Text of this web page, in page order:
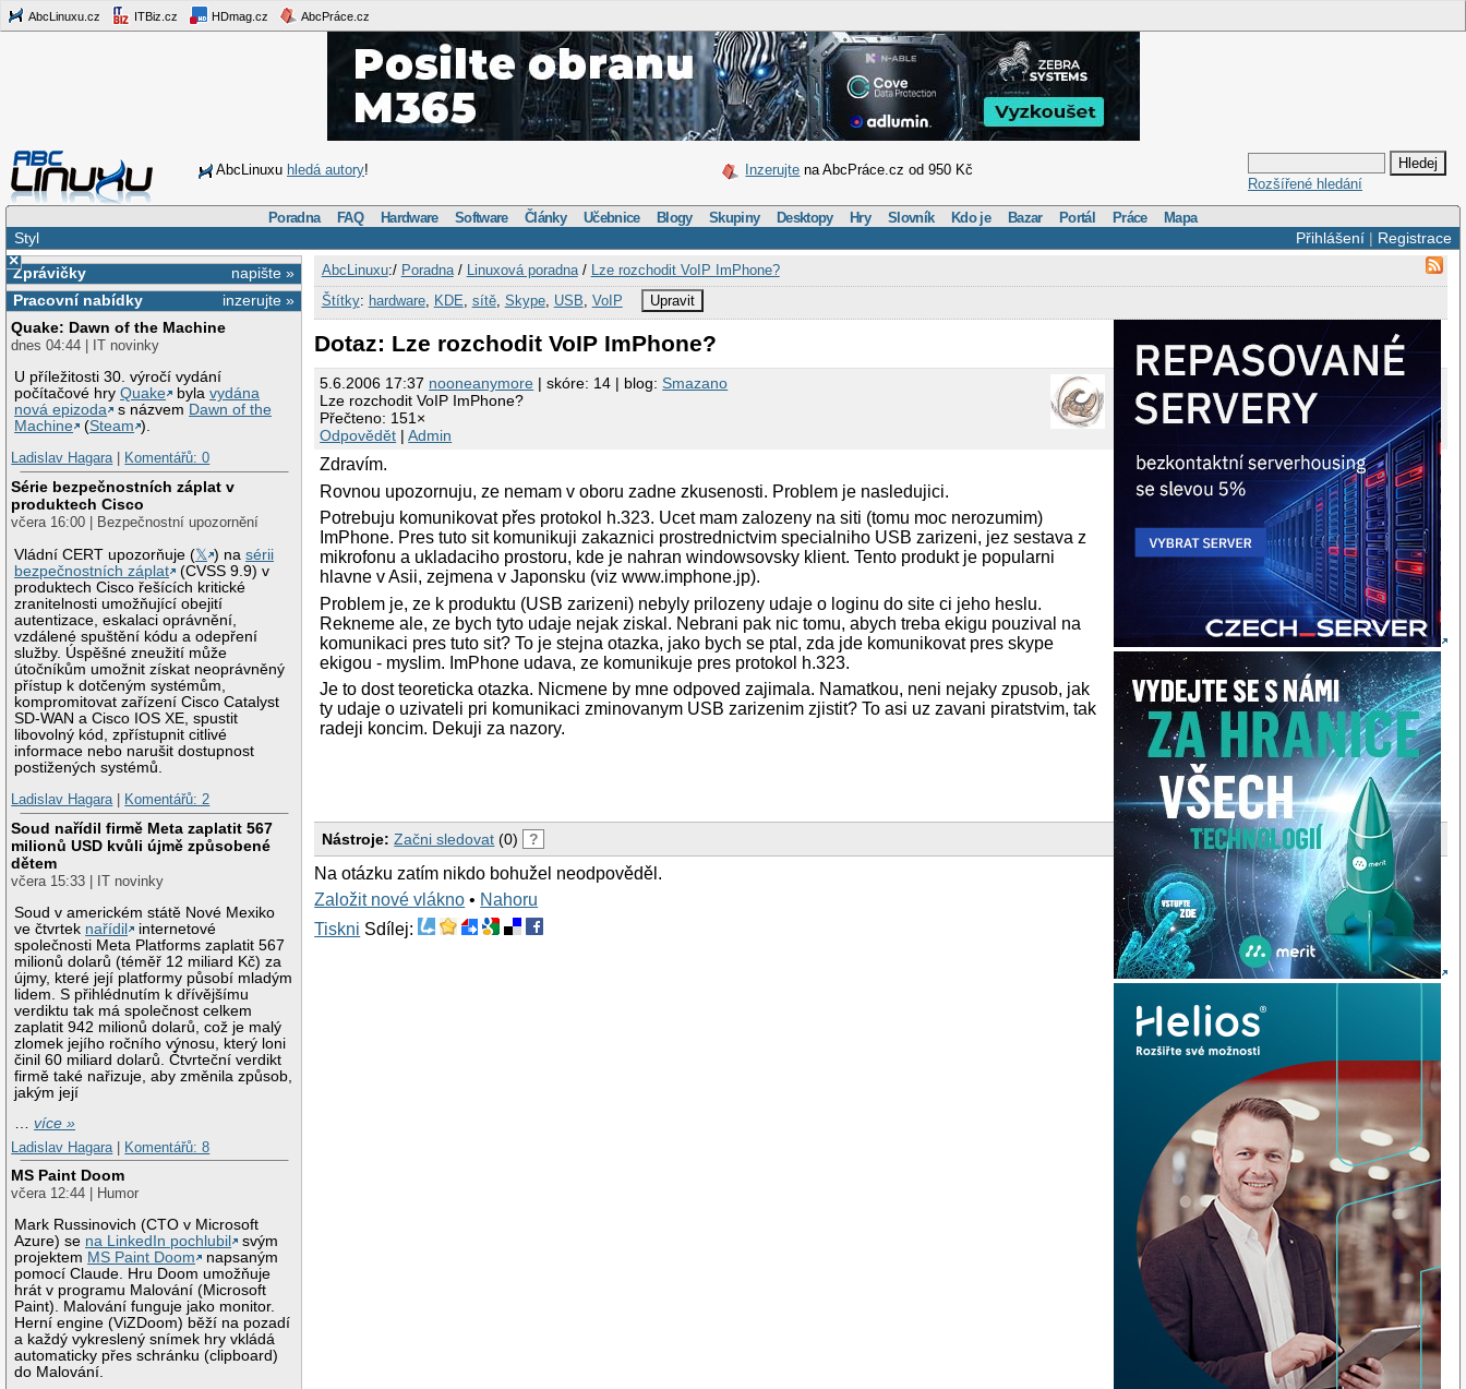
AbcLinuxu.cz ITBiz.cz HDmag.cz AbcPráce.cz
AbcLinuxu hledá autory! Inzerujte na AbcPráce.cz od 950 Kč
Rozšířené hledání
Poradna FAQ Hardware Software Články Učebnice Blogy Skupiny Desktopy Hry Slovník Kdo je Bazar Portál Práce Mapa
Přihlášení| Registrace
Styl
×
napište »
Zprávičky
inzerujte »
Pracovní nabídky
Quake: Dawn of the Machine
dnes 04:44 | IT novinky
U příležitosti 30. výročí vydání
počítačové hryQuake bylavydána
nová epizoda
s názvem Dawn of the
Machine
(Steam ).
Ladislav Hagara| Komentářů: 0
Série bezpečnostních záplat v
produktech Cisco
včera 16:00 | Bezpečnostní upozornění
Vládní CERT upozorňuje (𝕏 ) nasérii
bezpečnostních záplat
(CVSS 9.9) v
produktech Cisco řešících kritické
zranitelnosti umožňující obejití
autentizace, eskalaci oprávnění,
vzdálené spuštění kódu a odepření
služby. Úspěšné zneužití může
útočníkům umožnit získat neoprávněný
přístup k dotčeným systémům,
kompromitovat zařízení Cisco Catalyst
SD-WAN a Cisco IOS XE, spustit
libovolný kód, zpřístupnit citlivé
informace nebo narušit dostupnost
postižených systémů.
Ladislav Hagara| Komentářů: 2
Soud nařídil firmě Meta zaplatit 567
milionů USD kvůli újmě způsobené
dětem
včera 15:33 | IT novinky
Soud v americkém státě Nové Mexiko
ve čtvrtek nařídil
internetové
společnosti Meta Platforms zaplatit 567
milionů dolarů (téměř 12 miliard Kč) za
újmy, které její platformy působí mladým
lidem. S přihlédnutím k dřívějšímu
verdiktu tak má společnost celkem
zaplatit 942 milionů dolarů, což je malý
zlomek jejího ročního výnosu, který loni
činil 60 miliard dolarů. Čtvrteční verdikt
firmě také nařizuje, aby změnila způsob,
jakým její
…více »
Ladislav Hagara
Komentářů: 8
MS Paint Doom
včera 12:44 | Humor
Mark Russinovich (CTO v Microsoft
Azure) se na LinkedIn pochlubil
svým
projektem MS Paint Doom
napsaným
pomocí Claude. Hru Doom umožňuje
hrát v programu Malování (Microsoft
Paint). Malování funguje jako monitor.
Herní engine (ViZDoom) běží na pozadí
a každý vykreslený snímek hry vkládá
automaticky přes schránku (clipboard)
do Malování.
AbcLinuxu:/ Poradna/ Linuxová poradna/ Lze rozchodit VoIP ImPhone?
Štítky: hardware, KDE sítě, Skype, USB VoIP Upravit
Dotaz: Lze rozchodit VoIP ImPhone?
5.6.2006 17:37 nooneanymore | skóre: 14 | blog:Smazano
Lze rozchodit VoIP ImPhone?
Přečteno: 151×
Odpovědět |Admin
Zdravím.
Rovnou upozornuju, ze nemam v oboru zadne zkusenosti. Problem je nasledujici.
Potrebuju komunikovat přes protokol h.323. Ucet mam zalozeny na siti (tomu moc nerozumim)
ImPhone. Pres tuto sit komunikuji zakaznici prostrednictvim specialniho USB zarizeni, jez sestava z
mikrofonu a ukladaciho prostoru, kde je nahran windowsovsky klient. Tento produkt je popularni
hlavne v Asii, zejmena v Japonsku (viz www.imphone.jp).
Problem je, ze k produktu (USB zarizeni) nebyly prilozeny udaje o loginu do site ci jeho heslu.
Rekneme ale, ze bych tyto udaje nejak ziskal. Nebrani pak nic tomu, abych treba ekigu pouzival na
komunikaci pres tuto sit? To je stejna otazka, jako bych se ptal, zda jde komunikovat pres skype
ekigou - myslim. ImPhone udava, ze komunikuje pres protokol h.323.
Je to dost teoreticka otazka. Nicmene by mne odpoved zajimala. Namatkou, neni nejaky zpusob, jak
ty udaje o uzivateli pri komunikaci zminovanym USB zarizenim zjistit? To asi uz zavani piratstvim, tak
radeji koncim. Dekuji za nazory.
Nástroje: Začni sledovat (0) ?
Na otázku zatím nikdo bohužel neodpověděl.
Založit nové vlákno • Nahoru
Tiskni Sdílej: